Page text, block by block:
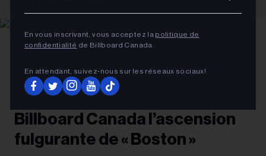
En vous inscrivant, vous acceptez la politique de
confidentialité de Billboard Canada.
En attendant, suivez‑nous sur les réseaux sociaux!
Gabriel Di SanteStella Lefty
FRANÇAIS
Stella Lefty célèbre avec
Billboard Canada l’ascension
fulgurante de « Boston »